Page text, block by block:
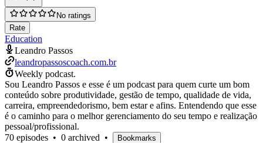
No ratings
Rate
Education
Leandro Passos
leandropassoscoach.com.br
Weekly podcast.
Sou Leandro Passos e esse é um podcast para quem curte um bom
conteúdo sobre produtividade, gestão de tempo, qualidade de vida,
carreira, empreendedorismo, bem estar e afins. Entendendo que esse
é o caminho para o melhor gerenciamento do seu tempo e realização
pessoal/profissional.
70 episodes • 0 archived • Bookmarks